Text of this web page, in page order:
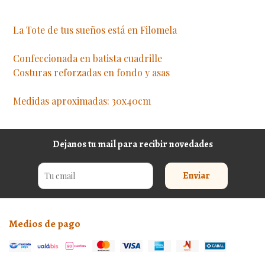
La Tote de tus sueños está en Filomela
Confeccionada en batista cuadrille
Costuras reforzadas en fondo y asas
Medidas aproximadas: 30x40cm
Dejanos tu mail para recibir novedades
Enviar
Medios de pago